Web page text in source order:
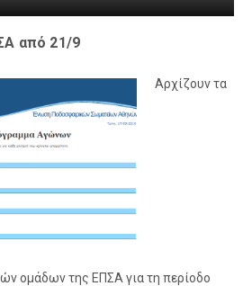
από 21/9
Aρχίζουν τα
ομάδων της ΕΠΣΑ για τη περίοδο